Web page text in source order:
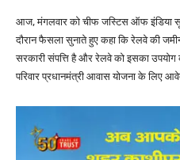
आज, मंगलवार को चीफ जस्टिस ऑफ इंडिया
दौरान फैसला सुनाते हुए कहा कि रेलवे की
सरकारी संपत्ति है और रेलवे को इसका
परिवार प्रधानमंत्री आवास योजना के लिए